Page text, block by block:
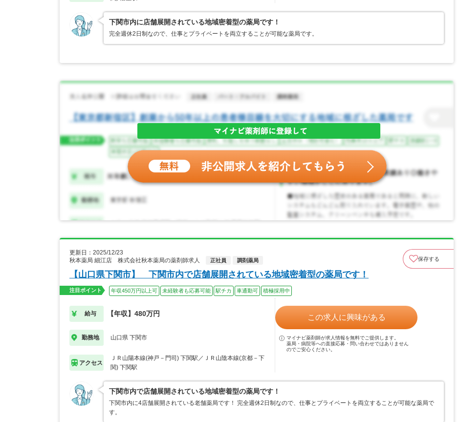
下関市内に店舗展開されている地域密着型の薬局です！
完全週休2日制なので、仕事とプライベートを両立することが可能な薬局です。
更新日：2025/12/23
秋本薬局 細江店 株式会社秋本薬局の薬剤師求人
正社員 調剤薬局 保存する
【山口県下関市】 下関市内で店舗展開されている地域密着型の薬局です！
注目ポイント 年収450万円以上可 未経験者も応募可能 駅チカ 車通勤可 積極採用中
給与 【年収】480万円
勤務地 山口県 下関市
アクセス
ＪＲ山陽本線(神戸－門司) 下関駅／ＪＲ山陰本線(京都－下
関) 下関駅
この求人に興味がある
マイナビ薬剤師が求人情報を無料でご提供します。
薬局・病院等への直接応募・問い合わせではありません
のでご安心ください。
下関市内で店舗展開されている地域密着型の薬局です！
下関市内に4店舗展開されている老舗薬局です！ 完全週休2日制なので、仕事とプライベートを両立することが可能な薬局で
す。